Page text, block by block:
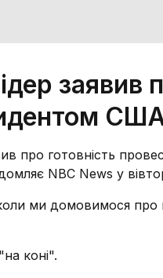
заявив
готовність
NBC News у
ми домовимося про
коні".